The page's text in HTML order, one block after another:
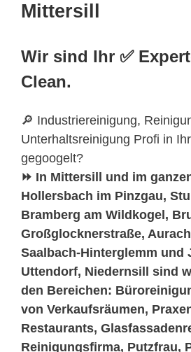
Mittersill
Wir sind Ihr ✅
Clean.
🔎 Industriereinigung,
Unterhaltsreinigung Profi in
gegoogelt?
⏩ In Mittersill und im
Hollersbach im Pinzgau,
Bramberg am Wildkogel,
Großglocknerstraße,
Saalbach-Hinterglemm und
Uttendorf, Niedernsill sind
den Bereichen:
von Verkaufsräumen,
Restaurants,
Reinigungsfirma, Putzfrau,